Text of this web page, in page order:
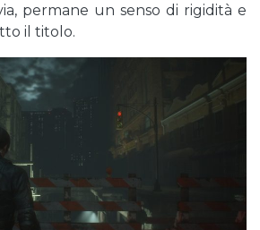
permane un senso di rigidità e
il titolo.